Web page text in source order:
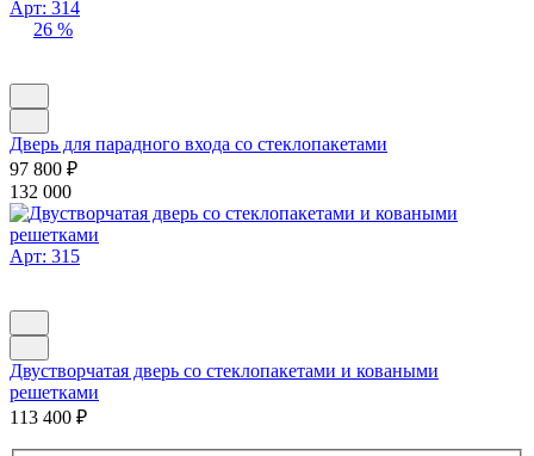
Арт: 314
26 %
Дверь для парадного входа со стеклопакетами
97 800 ₽
132 000
Арт: 315
Двустворчатая дверь со стеклопакетами и коваными
решетками
113 400 ₽